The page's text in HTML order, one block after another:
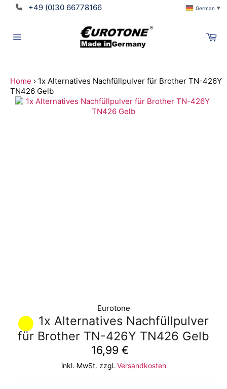
Direkt
+49 (0)30 66778166 German ▼
Home › 1x Alternatives Nachfüllpulver für Brother TN-426Y
TN426 Gelb
Eurotone
1x Alternatives Nachfüllpulver
für Brother TN-426Y TN426 Gelb
Normaler
Preis
16,99 €
inkl. MwSt. zzgl. Versandkosten
Suchen